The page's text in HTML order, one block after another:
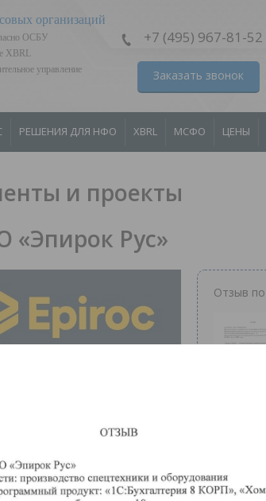
организаций
ОСБУ
XBRL
управление
+7 (495) 967-81-52
Заказать звонок
РЕШЕНИЯ ДЛЯ НФО XBRL МСФО ЦЕНЫ
и проекты
«Эпирок Рус»
Отзыв по
2024 года руководство компании
продуктов немецкого вендора